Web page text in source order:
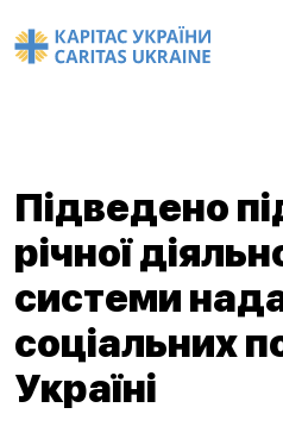
Підведено
річної
системи
соціальних
Україні